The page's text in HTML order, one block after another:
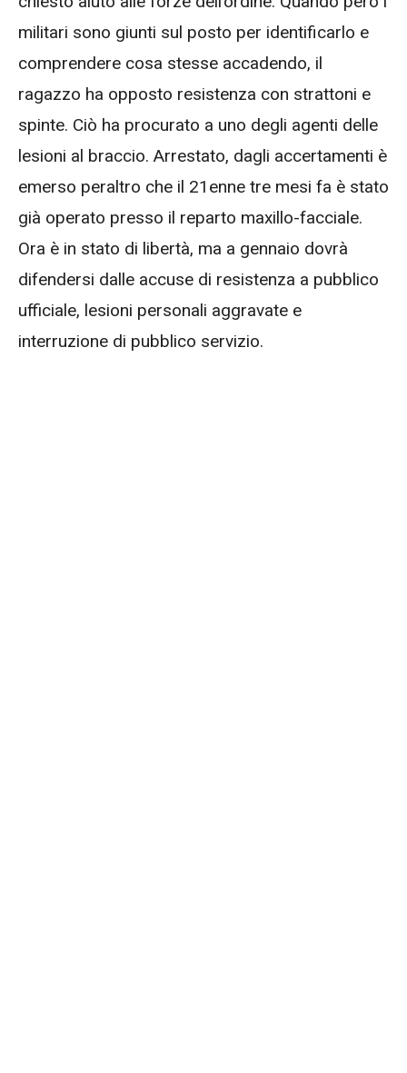
militari sono giunti sul posto per identificarlo e
comprendere cosa stesse accadendo, il
ragazzo ha opposto resistenza con strattoni e
spinte. Ciò ha procurato a uno degli agenti delle
lesioni al braccio. Arrestato, dagli accertamenti è
emerso peraltro che il 21enne tre mesi fa è stato
già operato presso il reparto maxillo-facciale.
Ora è in stato di libertà, ma a gennaio dovrà
difendersi dalle accuse di resistenza a pubblico
ufficiale, lesioni personali aggravate e
interruzione di pubblico servizio.